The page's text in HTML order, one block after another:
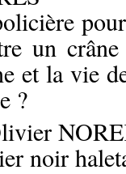
un
et la vie
?
noir